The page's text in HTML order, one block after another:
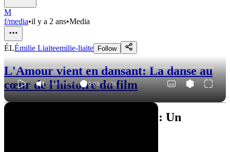
M
f/media•il y a 2 ans•Media
ÉLÉmilie Liaiteemilie-liaite Follow
L'Amour vient en dansant: La danse au
cœur de l'histoire du film
0:00 / 0:00
"L'Amour vient en dansant" : Un